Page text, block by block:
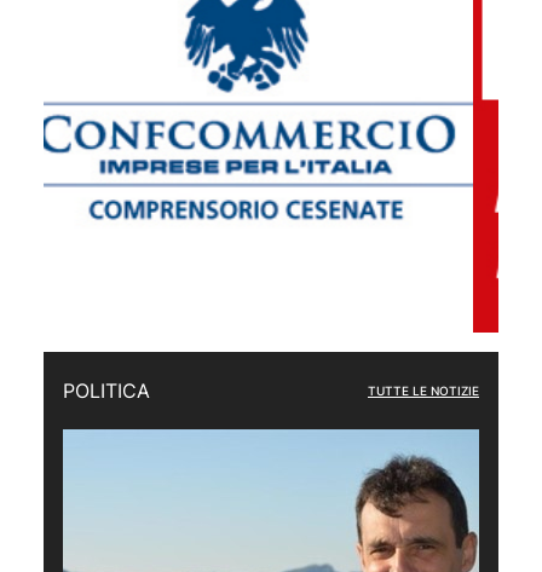
POLITICA TUTTE LE NOTIZIE